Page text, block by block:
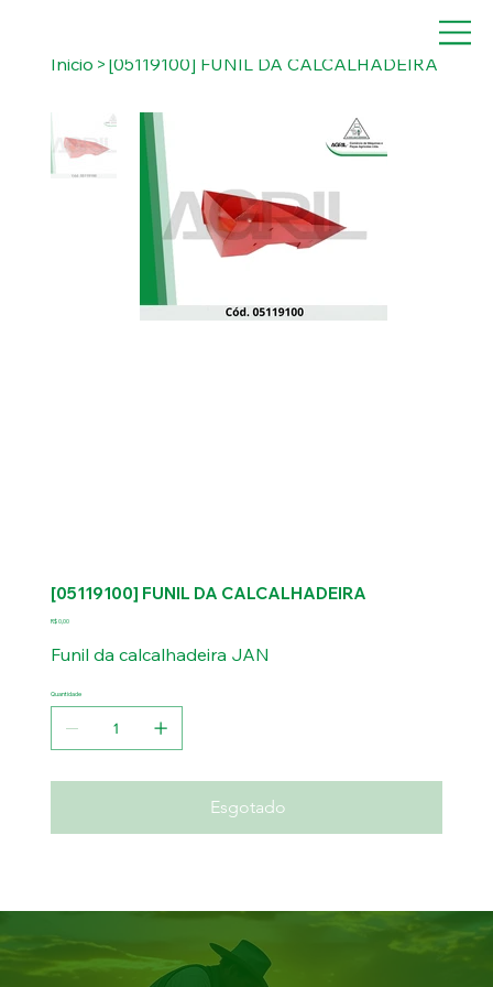
Inicio > [05119100] FUNIL DA CALCALHADEIRA
[05119100] FUNIL DA CALCALHADEIRA
Preço
R$ 0,00
Funil da calcalhadeira JAN
Quantidade
Esgotado